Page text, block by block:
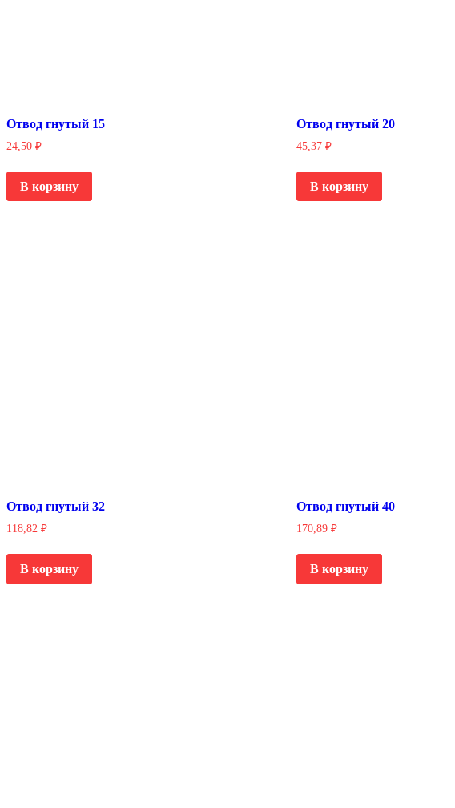
Отвод гнутый 15
24,50 ₽
В корзину
Отвод гнутый 20
45,37₽
В корзину
Отвод гнутый 32
118,82 ₽
В корзину
Отвод гнутый 40
170,89₽
В корзину